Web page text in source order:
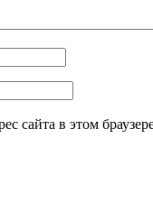
сайта в этом